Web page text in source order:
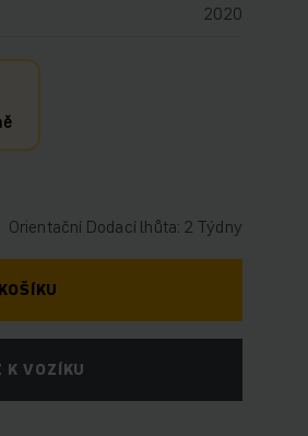
2020
Orientační Dodací lhůta: 2 Týdny
VOZÍKU